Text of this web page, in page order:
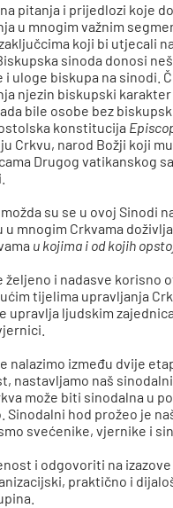
pitanja i prijedlozi koje
u mnogim važnim
koji bi utjecali
sinoda donosi
i uloge biskupa na sinodi.
njezin biskupski
bile osobe bez
konstitucija
Crkvu, narod Božji koji
Drugog vatikanskog
su se u ovoj Sinodi
mnogim Crkvama
u kojima i od kojih
željeno i nadasve
tijelima upravljanja
upravlja ljudskim
nalazimo između dvije
nastavljamo naš
može biti sinodalna u
hod prožeo je
svećenike, vjernike i
i odgovoriti na
praktično i